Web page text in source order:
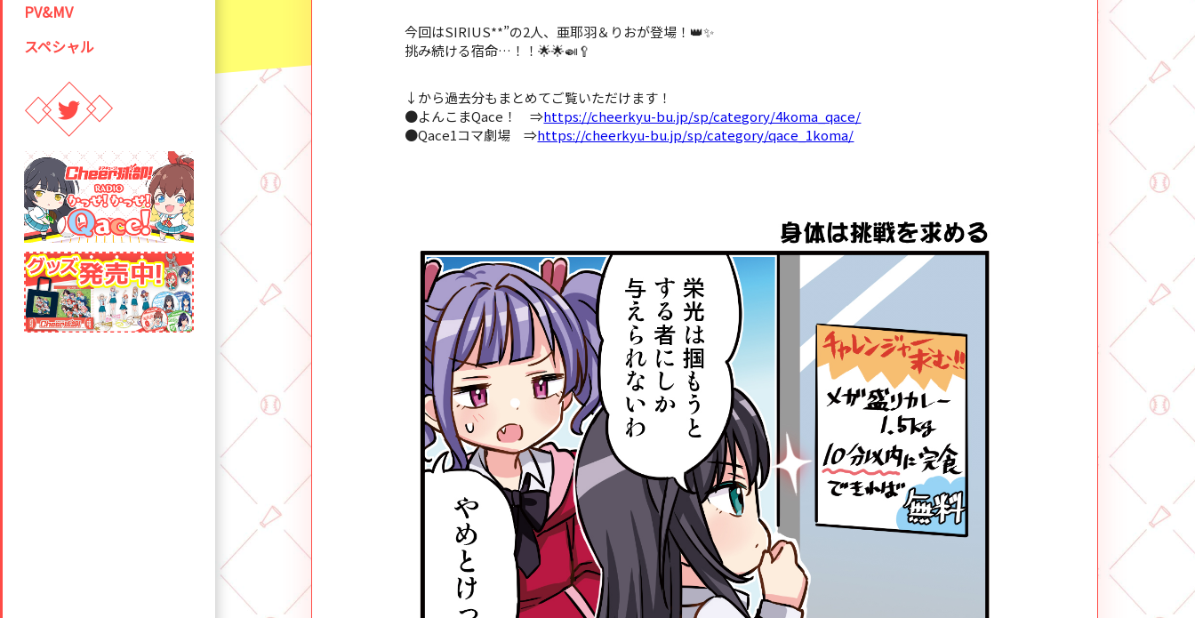
PV&MV
スペシャル
今回はSIRIUS**”の2人、亜耶羽＆りおが登場！👑✨
挑み続ける宿命…！！🌟🌟🍛🥄
↓から過去分もまとめてご覧いただけます！
●よんこまQace！ ⇒https://cheerkyu-bu.jp/sp/category/4koma_qace/
●Qace1コマ劇場 ⇒https://cheerkyu-bu.jp/sp/category/qace_1koma/